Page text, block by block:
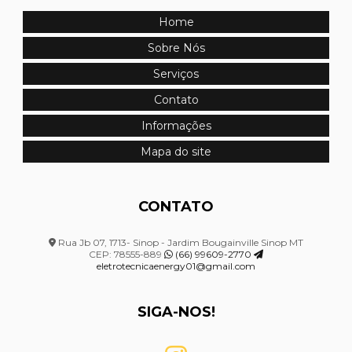
Montagem de quadro de distribuição
Montagem de quadro de distribuição em mato grosso
Montagem de quadro elétrico
Montagem de quadro elétrico de distribuição
Montagem de quadro elétrico em mato grosso
Montagem de quadro elétrico industrial
Projeto de combate a incêndio hidrantes
Home
Sobre Nós
Serviços
Contato
Informações
Mapa do site
CONTATO
Rua Jb 07, 1713- Sinop - Jardim Bougainville Sinop MT
CEP: 78555-889
(66) 99609-2770
eletrotecnicaenergy01@gmail.com
SIGA-NOS!